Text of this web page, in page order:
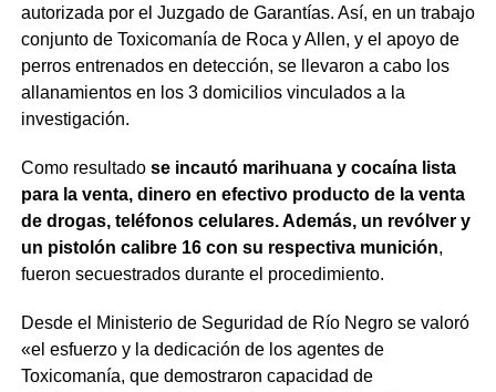
autorizada por el Juzgado de Garantías. Así, en un trabajo
conjunto de Toxicomanía de Roca y Allen, y el apoyo de
perros entrenados en detección, se llevaron a cabo los
allanamientos en los 3 domicilios vinculados a la
investigación.
Como resultado se incautó marihuana y cocaína lista
para la venta, dinero en efectivo producto de la venta
de drogas, teléfonos celulares. Además, un revólver y
un pistolón calibre 16 con su respectiva munición,
fueron secuestrados durante el procedimiento.
Desde el Ministerio de Seguridad de Río Negro se valoró
«el esfuerzo y la dedicación de los agentes de
Toxicomanía, que demostraron capacidad de